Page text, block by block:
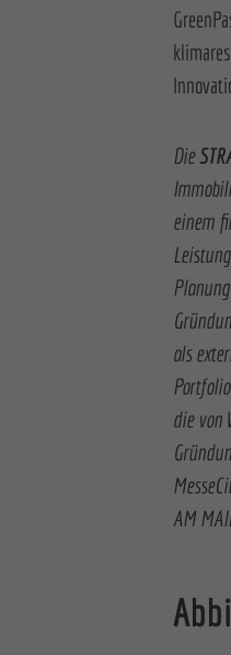
Die
einem
als
die von
AM